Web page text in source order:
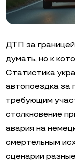
ДТП за
думать, но к
Статистика
автопоездка за
требующим
столкновение
авария на
смертельным
сценарии